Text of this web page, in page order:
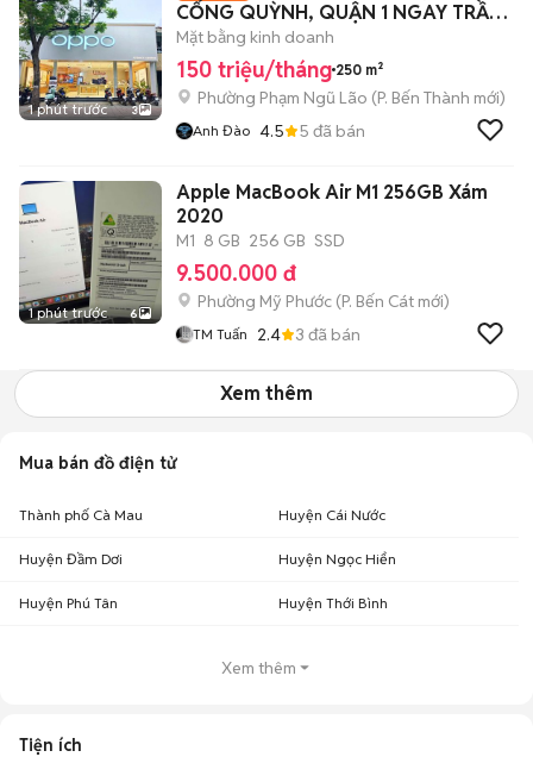
1 phút trước 3
CỐNG QUỲNH, QUẬN 1 NGAY TRẦN
HƯNG ĐẠO
Mặt bằng kinh doanh
150 triệu/tháng 250 m²
Phường Phạm Ngũ Lão (P. Bến Thành mới)
Anh Đào 4.5 5 đã bán
1 phút trước 6
Apple MacBook Air M1 256GB Xám
2020
M1 8 GB 256 GB SSD
9.500.000 đ
Phường Mỹ Phước (P. Bến Cát mới)
TM Tuấn 2.4 3 đã bán
Xem thêm
Mua bán đồ điện tử
Thành phố Cà Mau Huyện Cái Nước
Huyện Đầm Dơi Huyện Ngọc Hiển
Huyện Phú Tân Huyện Thới Bình
Xem thêm
Tiện ích